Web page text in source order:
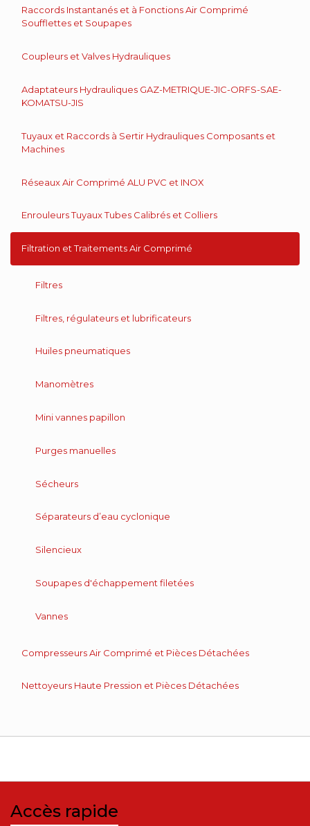
Raccords Instantanés et à Fonctions Air Comprimé
Soufflettes et Soupapes
Coupleurs et Valves Hydrauliques
Adaptateurs Hydrauliques GAZ-METRIQUE-JIC-ORFS-SAE-
KOMATSU-JIS
Tuyaux et Raccords à Sertir Hydrauliques Composants et
Machines
Réseaux Air Comprimé ALU PVC et INOX
Enrouleurs Tuyaux Tubes Calibrés et Colliers
Filtration et Traitements Air Comprimé
Filtres
Filtres, régulateurs et lubrificateurs
Huiles pneumatiques
Manomètres
Mini vannes papillon
Purges manuelles
Sécheurs
Séparateurs d’eau cyclonique
Silencieux
Soupapes d'échappement filetées
Vannes
Compresseurs Air Comprimé et Pièces Détachées
Nettoyeurs Haute Pression et Pièces Détachées
Accès rapide